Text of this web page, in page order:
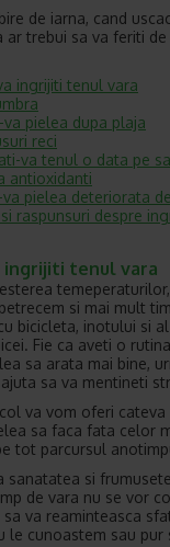
de iarna, cand
ar trebui sa va feriti
ingrijiti tenul vara
pielea dupa plaja
reci
va tenul o data pe
antioxidanti
va pielea deteriorata
raspunsuri despre
ingrijiti tenul vara
si mai mult
bicicleta, inotului si
Fie ca aveti o
sa arata mai bine,
sa va mentineti
va vom oferi
sa faca fata celor
tot parcursul
sanatatea si
de vara nu se vor
va reaminteasca
le cunoastem sau